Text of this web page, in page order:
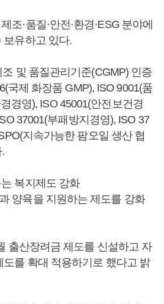
조·품질·안전·환경·ESG 분야에
보유하고 있다.
및 품질관리기준(CGMP) 인증
국제 화장품 GMP), ISO 9001(품
경영), ISO 45001(안전보건경
37001(부패방지경영), ISO 37
지속가능한 팜오일 생산 협
복지제도 강화
양육을 지원하는 제도를 강화
출산장려금 제도를 신설하고 자
도를 확대 적용하기로 했다고 밝